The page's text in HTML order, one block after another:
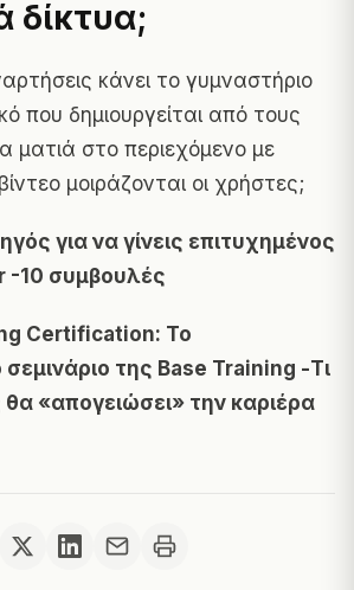
δίκτυα;
κάνει το γυμναστήριο
που δημιουργείται από τους
ματιά στο περιεχόμενο με
μοιράζονται οι χρήστες;
για να γίνεις επιτυχημένος
-10 συμβουλές
Certification: Το
της Base Training -Τι
«απογειώσει» την καριέρα